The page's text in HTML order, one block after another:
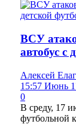
ВСУ
автобус с
Алексей
15:57 Июнь
0
В среду, 17
футбольной